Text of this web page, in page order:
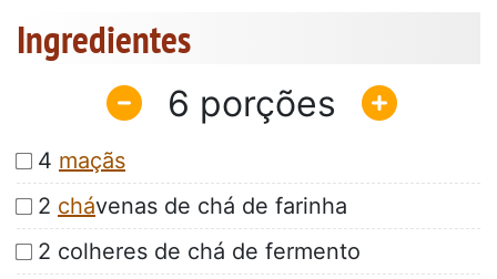
Ingredientes
6
4 maçãs
2 chávenas de chá de farinha
2 colheres de chá de fermento